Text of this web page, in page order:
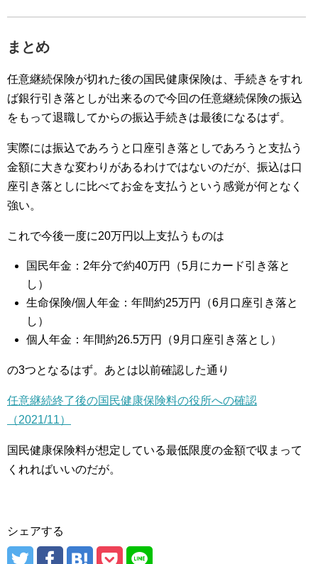
まとめ
任意継続保険が切れた後の国民健康保険は、手続きをすれ
ば銀行引き落としが出来るので今回の任意継続保険の振込
をもって退職してからの振込手続きは最後になるはず。
実際には振込であろうと口座引き落としであろうと支払う
金額に大きな変わりがあるわけではないのだが、振込は口
座引き落としに比べてお金を支払うという感覚が何となく
強い。
これで今後一度に20万円以上支払うものは
国民年金：2年分で約40万円（5月にカード引き落と
し）
生命保険/個人年金：年間約25万円（6月口座引き落と
し）
個人年金：年間約26.5万円（9月口座引き落とし）
の3つとなるはず。あとは以前確認した通り
任意継続終了後の国民健康保険料の役所への確認
（2021/11）
国民健康保険料が想定している最低限度の金額で収まって
くれればいいのだが。
シェアする